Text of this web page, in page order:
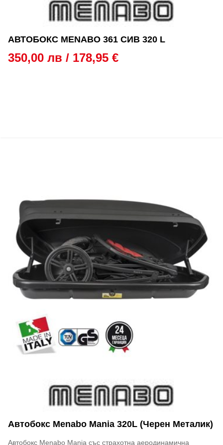
АВТОБОКС MENABO 361 СИВ 320 L
350,00 лв / 178,95 €
Автобокс Menabo Mania 320L (черен Металик)
Автобокс Menabo Mania със страхотна аеродинамична